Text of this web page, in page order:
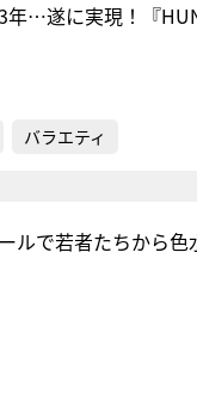
年…遂に実現！『
バラエティ
ルで若者たちから